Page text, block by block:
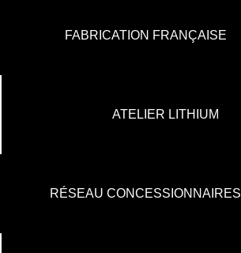
FABRICATION FRANÇAISE
ATELIER LITHIUM
RÉSEAU CONCESSIONNAIRES